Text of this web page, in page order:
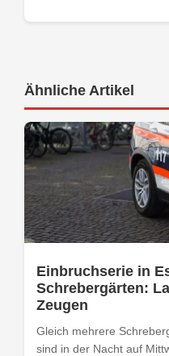
Ähnliche Artikel
Einbruchserie in
Schrebergärten:
Zeugen
Gleich mehrere
sind in der Nacht auf